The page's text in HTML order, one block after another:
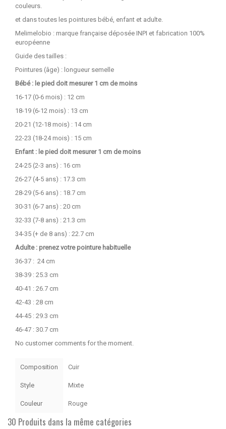
couleurs.
et dans toutes les pointures bébé, enfant et adulte.
Melimelobio : marque française déposée INPI et fabrication 100%
européenne
Guide des tailles :
Pointures (âge) : longueur semelle
Bébé : le pied doit mesurer 1 cm de moins
16-17 (0-6 mois) : 12 cm
18-19 (6-12 mois) : 13 cm
20-21 (12-18 mois) : 14 cm
22-23 (18-24 mois) : 15 cm
Enfant : le pied doit mesurer 1 cm de moins
24-25 (2-3 ans) : 16 cm
26-27 (4-5 ans) : 17.3 cm
28-29 (5-6 ans) : 18.7 cm
30-31 (6-7 ans) : 20 cm
32-33 (7-8 ans) : 21.3 cm
34-35 (+ de 8 ans) : 22.7 cm
Adulte : prenez votre pointure habituelle
36-37 : 24 cm
38-39 : 25.3 cm
40-41 : 26.7 cm
42-43 : 28 cm
44-45 : 29.3 cm
46-47 : 30.7 cm
No customer comments for the moment.
Composition Cuir
Style Mixte
Couleur Rouge
30 Produits dans la même catégories